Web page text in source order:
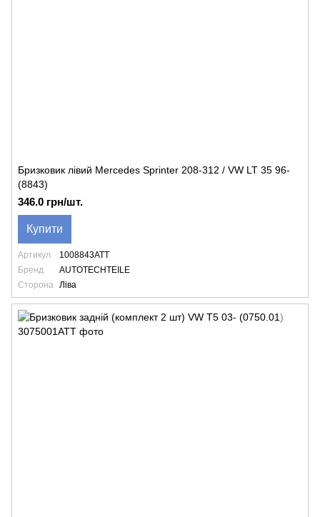
Бризковик лівий Mercedes Sprinter 208-312 / VW LT 35 96-
(8843)
346.0 грн/шт.
Купити
Артикул
1008843ATT
Бренд
AUTOTECHTEILE
Сторона Ліва